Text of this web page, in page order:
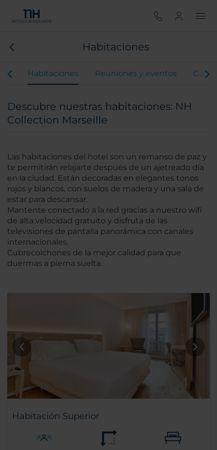
Habitaciones
Habitaciones Reuniones y eventos
Descubre nuestras habitaciones: NH
Collection Marseille
Las habitaciones del hotel son un remanso de paz y
te permitirán relajarte después de un ajetreado día
en la ciudad. Están decoradas en elegantes tonos
rojos y blancos, con suelos de madera y una sala de
estar para descansar.
Mantente conectado a la red gracias a nuestro wifi
de alta velocidad gratuito y disfruta de las
televisiones de pantalla panorámica con canales
internacionales.
Cubrecolchones de la mejor calidad para que
duermas a pierna suelta.
Habitación Superior